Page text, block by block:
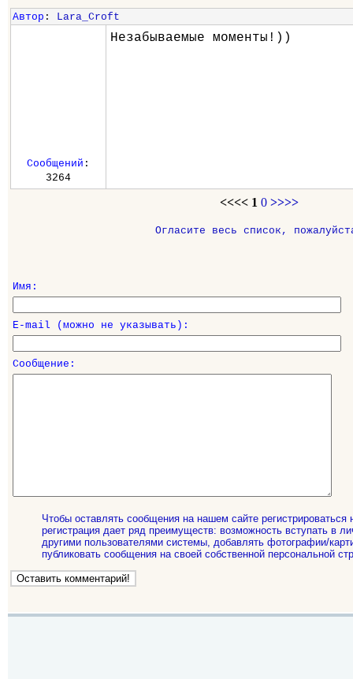
Автор : Lara_Croft
Незабываемые моменты!))
Сообщений :
3264
<<<< 1 0 >>>>
Огласите весь список,
Имя:
E-mail (можно не указывать):
Сообщение:
Чтобы оставлять сообщения на нашем сайте регистрироваться
регистрация дает ряд преимуществ: возможность вступать в
другими пользователями системы, добавлять фотографии/
публиковать сообщения на своей собственной персональной